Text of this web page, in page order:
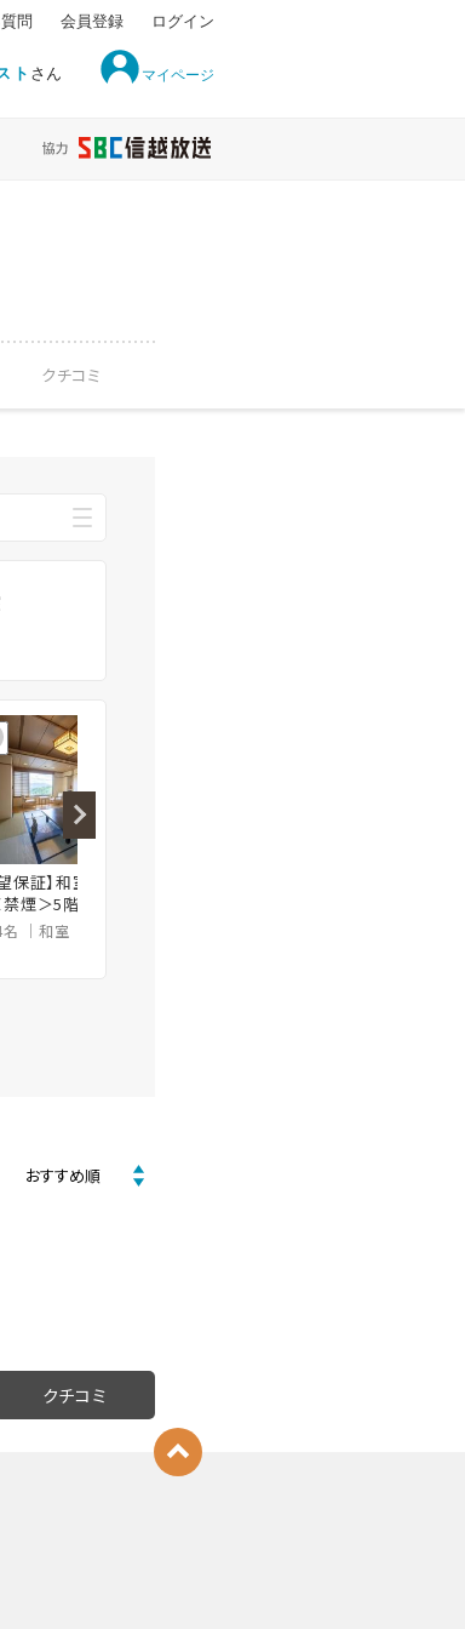
ト さん マイページ
問 会員登録 ログイン
クチコミ
保証】和室10畳+広縁
煙＞5階or6階
和室
クチコミ